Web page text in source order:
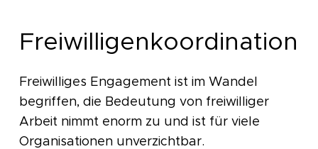
Freiwilligenkoordination
Freiwilliges Engagement ist im Wandel
begriffen, die Bedeutung von freiwilliger
Arbeit nimmt enorm zu und ist für viele
Organisationen unverzichtbar.